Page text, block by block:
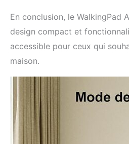
En conclusion, le WalkingPad
design compact et
accessible pour ceux qui
maison.